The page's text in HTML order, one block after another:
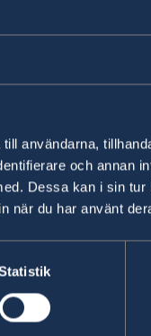
användarna,
och annan
Dessa kan i sin tur
när du har använt
kan
väga, dels
av
som gäller
ansvarig